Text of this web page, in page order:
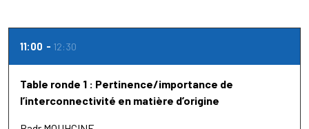
11:00 12:30
Table ronde 1 : Pertinence/importance de
l’interconnectivité en matière d’origine